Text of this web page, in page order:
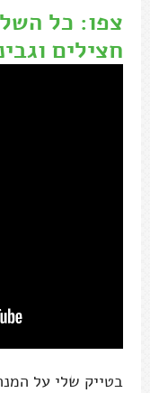
צפו: כל
חצילים
בטייק שלי על